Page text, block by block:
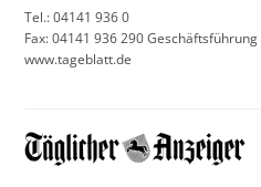
Tel.: 04141 936 0
Fax: 04141 936 290 Geschäftsführung
www.tageblatt.de